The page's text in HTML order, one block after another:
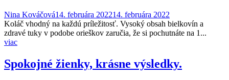
Nina Kováčová14. februára 202214. februára 2022
Koláč vhodný na každú príležitosť. Vysoký obsah bielkovín a
zdravé tuky v podobe orieškov zaručia, že si pochutnáte na 1...
viac
Spokojné žienky, krásne výsledky.